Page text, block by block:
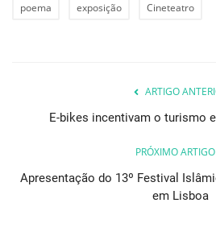
poema exposição Cineteatro
ARTIGO
E-bikes incentivam o turismo
PRÓXIMO ARTIGO
Apresentação do 13º Festival
em Lisboa